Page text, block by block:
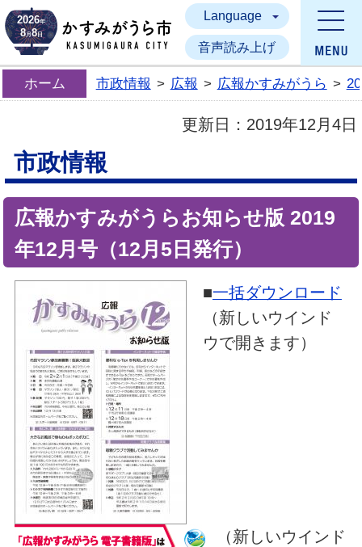
かすみがうら市
2026年
8月8日
Language
音声読み上げ
ホーム 市政情報 > 広報 > 広報かすみがうら >
更新日： 2019年12月4日
市政情報
広報かすみがうらお知らせ版 2019
年12月号（12月5日発行）
■一括ダウンロード
（新しいウインド
ウで開きます）
（新しいウインド